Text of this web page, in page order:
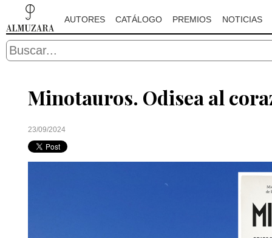
AUTORES CATÁLOGO PREMIOS NOTICIAS
Minotauros. Odisea al
23/09/2024